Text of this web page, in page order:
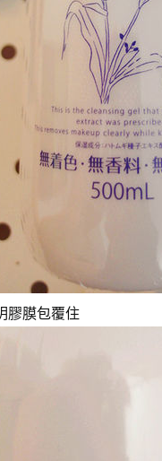
膠膜包覆住